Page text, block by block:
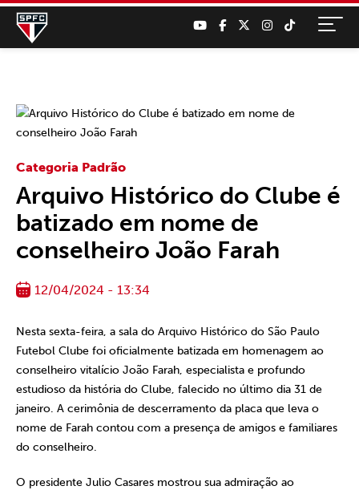
Categoria Padrão
Arquivo Histórico do Clube é
batizado em nome de
conselheiro João Farah
12/04/2024 - 13:34
Nesta sexta-feira, a sala do Arquivo Histórico do São Paulo
Futebol Clube foi oficialmente batizada em homenagem ao
conselheiro vitalício João Farah, especialista e profundo
estudioso da história do Clube, falecido no último dia 31 de
janeiro. A cerimônia de descerramento da placa que leva o
nome de Farah contou com a presença de amigos e familiares
do conselheiro.
O presidente Julio Casares mostrou sua admiração ao